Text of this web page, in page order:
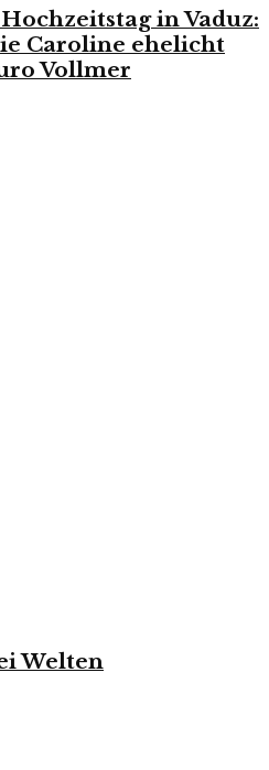
in Vaduz:
Caroline ehelicht
Vollmer
Welten